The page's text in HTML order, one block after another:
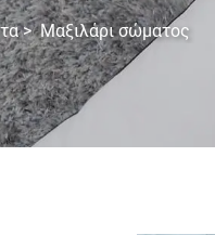
>Μαξιλάρι σώματος